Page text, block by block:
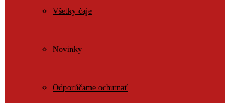
Všetky čaje
Novinky
Odporúčame ochutnať